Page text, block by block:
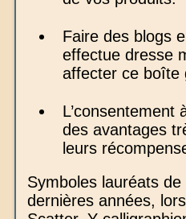
Faire des blogs
effectue dresse
affecter ce boîte
L’consentement
des avantages
leurs
Symboles lauréats
dernières années,